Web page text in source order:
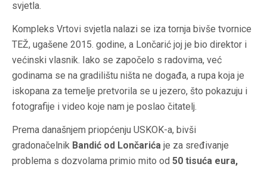
svjetla.
Kompleks Vrtovi svjetla nalazi se iza tornja bivše tvornice
TEŽ, ugašene 2015. godine, a Lončarić joj je bio direktor i
većinski vlasnik. Iako se započelo s radovima, već
godinama se na gradilištu ništa ne događa, a rupa koja je
iskopana za temelje pretvorila se u jezero, što pokazuju i
fotografije i video koje nam je poslao čitatelj.
Prema današnjem priopćenju USKOK-a, bivši
gradonačelnik Bandić od Lončarića je za sređivanje
problema s dozvolama primio mito od 50 tisuća eura,